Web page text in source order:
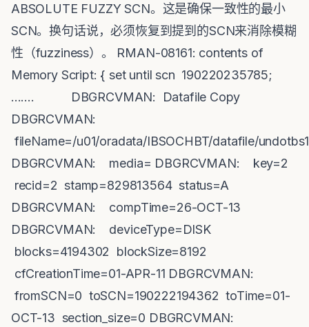
ABSOLUTE FUZZY SCN。这是确保一致性的最小
SCN。换句话说，必须恢复到提到的SCN来消除模糊
性（fuzziness）。 RMAN-08161: contents of
Memory Script: { set until scn 190220235785;
....... DBGRCVMAN: Datafile Copy
DBGRCVMAN:
fileName=/u01/oradata/IBSOCHBT/datafile/
DBGRCVMAN: media= DBGRCVMAN: key=2
recid=2 stamp=829813564 status=A
DBGRCVMAN: compTime=26-OCT-13
DBGRCVMAN: deviceType=DISK
blocks=4194302 blockSize=8192
cfCreationTime=01-APR-11 DBGRCVMAN:
fromSCN=0 toSCN=190222194362 toTime=01-
OCT-13 section_size=0 DBGRCVMAN: